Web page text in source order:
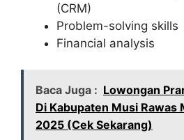
(CRM)
Problem-solving skills
Financial analysis
Baca Juga : Lowongan
Di Kabupaten Musi Rawas
2025 (Cek Sekarang)